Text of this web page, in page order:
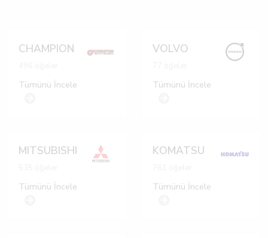
CHAMPION
Tümünü İncele
VOLVO
Tümünü İncele
MITSUBISHI
Tümünü İncele
KOMATSU
Tümünü İncele